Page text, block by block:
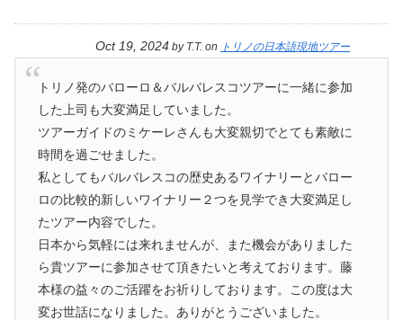
Oct 19, 2024 by T.T. on トリノの日本語現地ツアー
トリノ発のバローロ＆バルバレスコツアーに一緒に参加
した上司も大変満足していました。
ツアーガイドのミケーレさんも大変親切でとても素敵に
時間を過ごせました。
私としてもバルバレスコの歴史あるワイナリーとバロー
ロの比較的新しいワイナリー２つを見学でき大変満足し
たツアー内容でした。
日本から気軽には来れませんが、また機会がありました
ら貴ツアーに参加させて頂きたいと考えております。藤
本様の益々のご活躍をお祈りしております。この度は大
変お世話になりました。ありがとうございました。